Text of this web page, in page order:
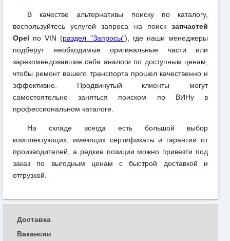
В качестве альтернативы поиску по каталогу,
воспользуйтесь услугой запроса на поиск запчастей
Opel по VIN (раздел "Запросы"), где наши менеджеры
подберут необходимые оригинальные части или
зарекомендовавшие себя аналоги по доступным ценам,
чтобы ремонт вашего транспорта прошел качественно и
эффективно. Продвинутый клиенты могут
самостоятельно заняться поиском по ВИНу в
профессиональном каталоге.
На складе всегда есть большой выбор
комплектующих, имеющих сертификаты и гарантии от
производителей, а редкие позиции можно привезти под
заказ по выгодным ценам с быстрой доставкой и
отгрузкой.
Доставка
Вакансии